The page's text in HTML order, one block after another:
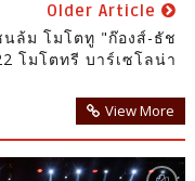
Older Article
นล้ม โมโตทู "ก๊องส์-ธัช
โมโตทรี บาร์เซโลน่า
View More